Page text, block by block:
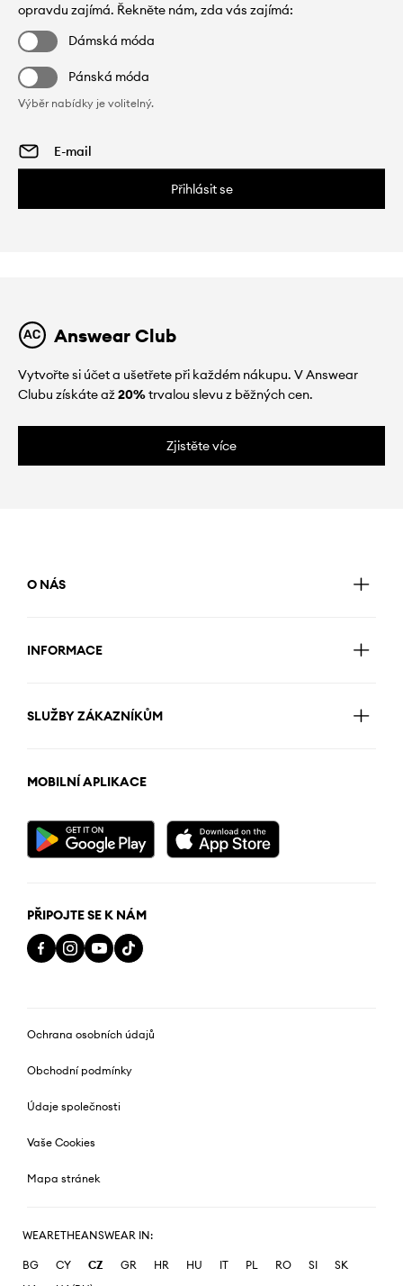
opravdu zajímá. Řekněte nám, zda vás zajímá:
Dámská móda
Pánská móda
Výběr nabídky je volitelný.
Přihlásit se
Answear Club
Vytvořte si účet a ušetřete při každém nákupu. V Answear
Clubu získáte až20%trvalou slevu z běžných cen.
Zjistěte více
O NÁS
INFORMACE
SLUŽBY ZÁKAZNÍKŮM
MOBILNÍ APLIKACE
PŘIPOJTE SE K NÁM
Ochrana osobních údajů
Obchodní podmínky
Údaje společnosti
Vaše Cookies
Mapa stránek
WEARETHEANSWEAR IN:
BG CY CZ GR HR HU IT PL RO SI
SK